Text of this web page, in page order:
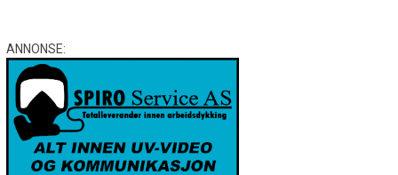
ANNONSE: